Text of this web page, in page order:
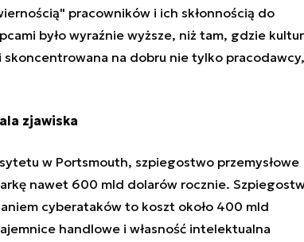
pracowników i ich skłonnością do
było wyraźnie wyższe, niż tam, gdzie
na dobru nie tylko pracodawcy,
zjawiska
w Portsmouth, szpiegostwo przemysłowe
nawet 600 mld dolarów rocznie.
cyberataków to koszt około 400 mld
handlowe i własność intelektualna